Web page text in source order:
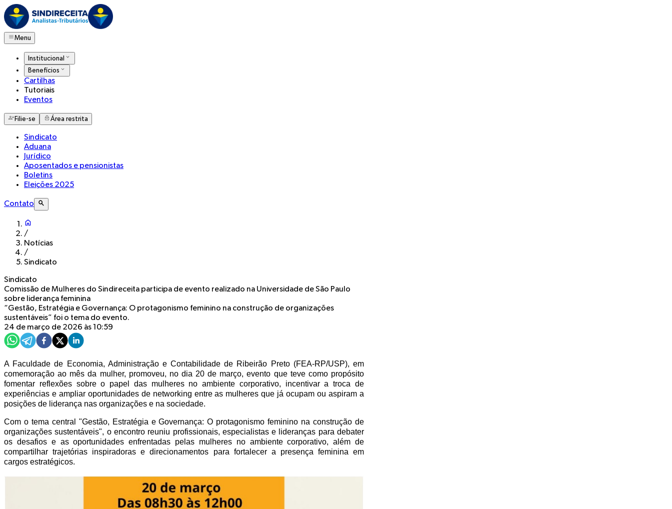
Menu
Institucional
Benefícios
Cartilhas
Tutoriais
Eventos
Filie-se Área restrita
Sindicato
Aduana
Jurídico
Aposentados e pensionistas
Boletins
Eleições 2025
Contato
/
Notícias
/
Sindicato
Sindicato
Comissão de Mulheres do Sindireceita participa de evento realizado na Universidade de São Paulo
sobre liderança feminina
“Gestão, Estratégia e Governança: O protagonismo feminino na construção de organizações
sustentáveis” foi o tema do evento.
24 de março de 2026 às 10:59
A Faculdade de Economia, Administração e Contabilidade de Ribeirão Preto (FEA-RP/USP), em
comemoração ao mês da mulher, promoveu, no dia 20 de março, evento que teve como propósito
fomentar reflexões sobre o papel das mulheres no ambiente corporativo, incentivar a troca de
experiências e ampliar oportunidades de networking entre as mulheres que já ocupam ou aspiram a
posições de liderança nas organizações e na sociedade.
Com o tema central "Gestão, Estratégia e Governança: O protagonismo feminino na construção de
organizações sustentáveis", o encontro reuniu profissionais, especialistas e lideranças para debater
os desafios e as oportunidades enfrentadas pelas mulheres no ambiente corporativo, além de
compartilhar trajetórias inspiradoras e direcionamentos para fortalecer a presença feminina em
cargos estratégicos.